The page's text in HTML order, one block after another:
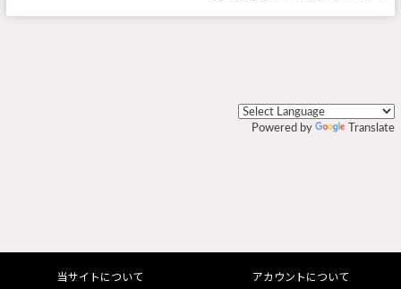
Powered by Translate
当サイトについて アカウントについて